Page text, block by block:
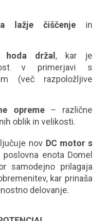
lažje čiščenje in
držal , kar je
v primerjavi s
(več razpoložljive
opreme– različne
oblik in velikosti.
nov DC motor s
enota Domel
samodejno prilagaja
kar prinaša
delovanje.